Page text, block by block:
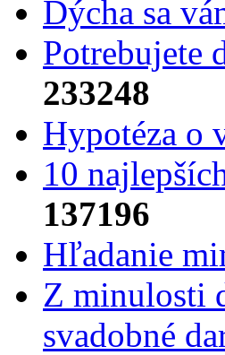
Dýcha sa
Potrebujet​e
233248
Hypotéza o
10
137196
Hľadanie
Z minulosti
svadobné